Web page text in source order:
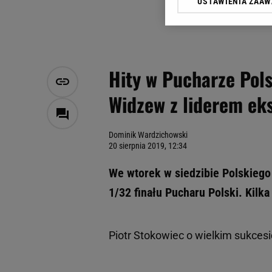
Hity w Pucharze
Widzew z liderem
Dominik Wardzichowski
20 sierpnia 2019, 12:34
We wtorek w siedzibie
1/32 finału Pucharu Polski.
Piotr Stokowiec o wielkim
Klikając „Akceptuję”
Zaufanych Partnerów i
My, nasi Zaufani
Użycie dokładnych
Przechowywanie